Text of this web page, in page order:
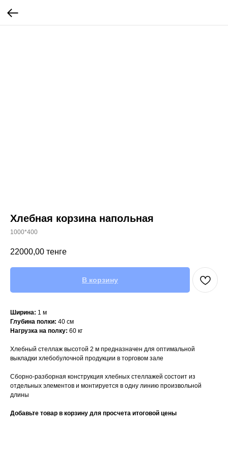
Хлебная корзина напольная
1000*400
22000,00 тенге
В корзину
Ширина: 1 м
Глубина полки: 40 см
Нагрузка на полку: 60 кг
Хлебный стеллаж высотой 2 м предназначен для оптимальной
выкладки хлебобулочной продукции в торговом зале
Сборно-разборная конструкция хлебных стеллажей состоит из
отдельных элементов и монтируется в одну линию произвольной
длины
Добавьте товар в корзину для просчета итоговой цены